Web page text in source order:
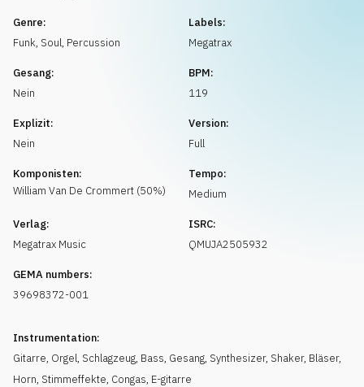
Musikanfrage
Genre:
Funk, Soul, Percussion
Labels:
Megatrax
Gesang:
Nein
BPM:
119
Explizit:
Nein
Version:
Full
Komponisten:
William Van De Crommert (50%)
Tempo:
Medium
Verlag:
Megatrax Music
ISRC:
QMUJA2505932
GEMA numbers:
39698372-001
Instrumentation:
Gitarre, Orgel, Schlagzeug, Bass, Gesang, Synthesizer, Shaker, Bläser,
Horn, Stimmeffekte, Congas, E-gitarre